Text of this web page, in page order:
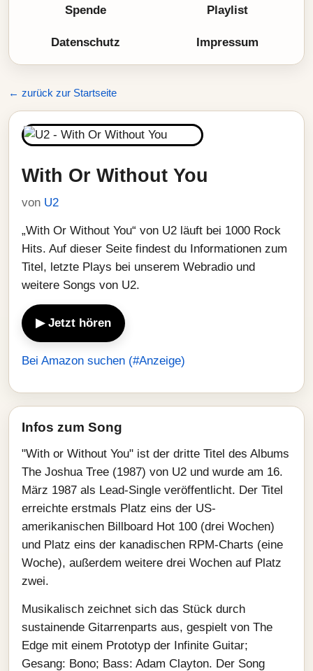
Spende Playlist
Datenschutz Impressum
← zurück zur Startseite
With Or Without You
von U2
„With Or Without You“ von U2 läuft bei 1000 Rock
Hits. Auf dieser Seite findest du Informationen zum
Titel, letzte Plays bei unserem Webradio und
weitere Songs von U2.
▶ Jetzt hören
Bei Amazon suchen (#Anzeige)
Infos zum Song
"With or Without You" ist der dritte Titel des Albums
The Joshua Tree (1987) von U2 und wurde am 16.
März 1987 als Lead-Single veröffentlicht. Der Titel
erreichte erstmals Platz eins der US-
amerikanischen Billboard Hot 100 (drei Wochen)
und Platz eins der kanadischen RPM-Charts (eine
Woche), außerdem weitere drei Wochen auf Platz
zwei.
Musikalisch zeichnet sich das Stück durch
sustainende Gitarrenparts aus, gespielt von The
Edge mit einem Prototyp der Infinite Guitar;
Gesang: Bono; Bass: Adam Clayton. Der Song